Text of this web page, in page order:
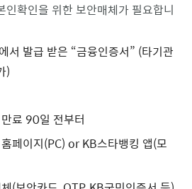
인확인을 위한 보안매체가 필요합니
서 발급 받은 “금융인증서” (타기관
)
료 90일 전부터
페이지(PC) or KB스타뱅킹 앱(모